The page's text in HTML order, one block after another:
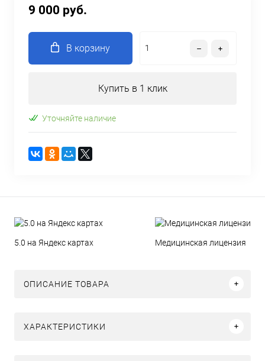
9 000 руб.
В корзину
Купить в 1 клик
Уточняйте наличие
5.0 на Яндекс картах Медицинская лицензия
ОПИСАНИЕ ТОВАРА
ХАРАКТЕРИСТИКИ